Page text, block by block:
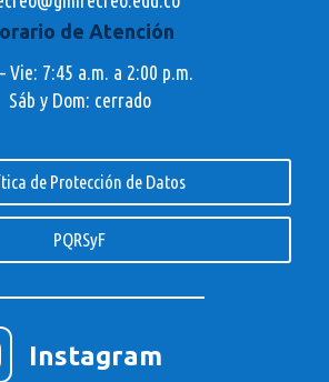
de Atención
Vie: 7:45 a.m. a 2:00 p.m.
Sáb y Dom: cerrado
de Protección de Datos
PQRSyF
Instagram